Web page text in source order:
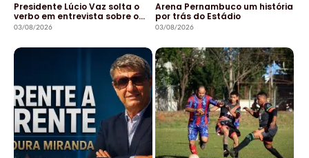
Presidente Lúcio Vaz solta o
verbo em entrevista sobre o…
03/08/2026
Arena Pernambuco um história
por trás do Estádio
03/08/2026